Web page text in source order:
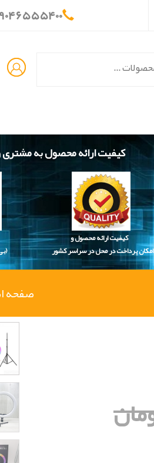
۹۰۴۶۵۵۵۴۰۰
کیفیت ارائه محصول به
کیفیت ارائه محصول و
امکان پرداخت در محل در سراسر کشور
صفحه